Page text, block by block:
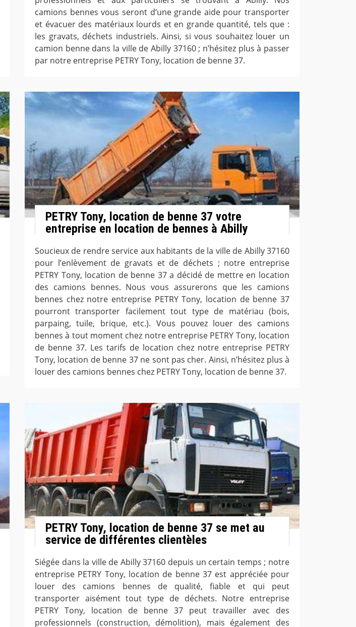
camions bennes vous seront d’une grande aide pour transporter
et évacuer des matériaux lourds et en grande quantité, tels que :
les gravats, déchets industriels. Ainsi, si vous souhaitez louer un
camion benne dans la ville de Abilly 37160 ; n’hésitez plus à passer
par notre entreprise PETRY Tony, location de benne 37.
PETRY Tony, location de benne 37 votre
entreprise en location de bennes à Abilly
Soucieux de rendre service aux habitants de la ville de Abilly 37160
pour l’enlèvement de gravats et de déchets ; notre entreprise
PETRY Tony, location de benne 37 a décidé de mettre en location
des camions bennes. Nous vous assurerons que les camions
bennes chez notre entreprise PETRY Tony, location de benne 37
pourront transporter facilement tout type de matériau (bois,
parpaing, tuile, brique, etc.). Vous pouvez louer des camions
bennes à tout moment chez notre entreprise PETRY Tony, location
de benne 37. Les tarifs de location chez notre entreprise PETRY
Tony, location de benne 37 ne sont pas cher. Ainsi, n’hésitez plus à
louer des camions bennes chez PETRY Tony, location de benne 37.
PETRY Tony, location de benne 37 se met au
service de différentes clientèles
Siégée dans la ville de Abilly 37160 depuis un certain temps ; notre
entreprise PETRY Tony, location de benne 37 est appréciée pour
louer des camions bennes de qualité, fiable et qui peut
transporter aisément tout type de déchets. Notre entreprise
PETRY Tony, location de benne 37 peut travailler avec des
professionnels (construction, démolition), mais également des